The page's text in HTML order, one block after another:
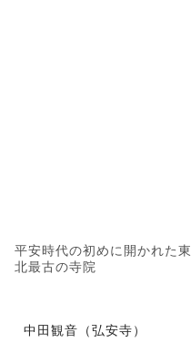
平安時代の初めに開かれた東
北最古の寺院
中田観音（弘安寺）